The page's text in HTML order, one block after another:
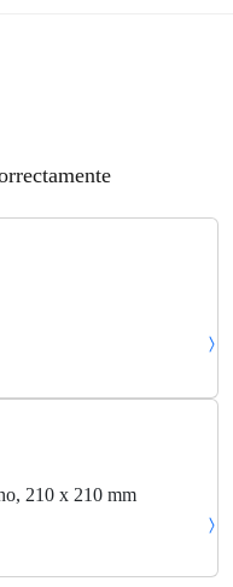
210 x 210 mm